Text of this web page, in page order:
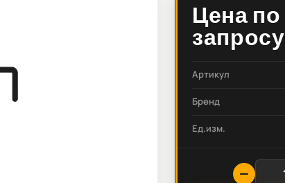
Цена по
запросу
Артикул
Бренд
Ед.изм.